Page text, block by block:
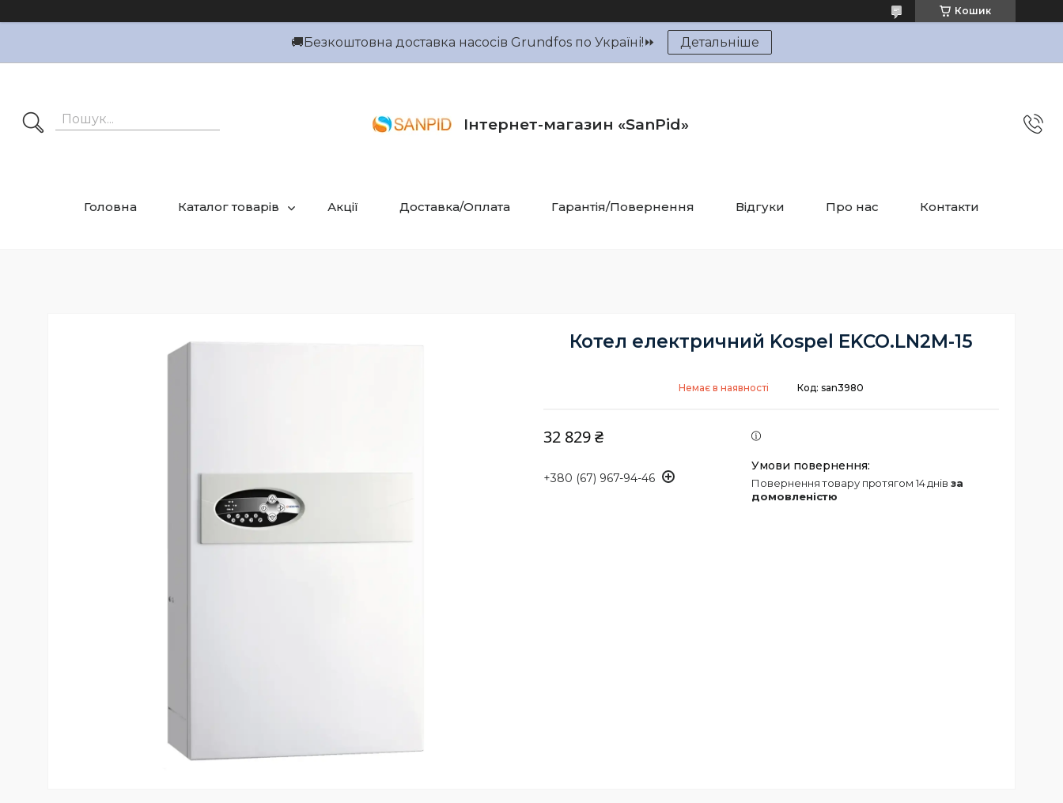
Кошик
🚚Безкоштовна доставка насосів Grundfos по Україні!⏩ Детальніше
Інтернет-магазин «SanPid»
Головна Каталог товарів Акції Доставка/Оплата Гарантія/Повернення Відгуки Про нас Контакти
Котел електричний Kospel EKCO.LN2M-15
Немає в наявності Код: san3980
32 829 ₴
+380 (67) 967-94-46 повернення товару протягом 14 днів за
домовленістю